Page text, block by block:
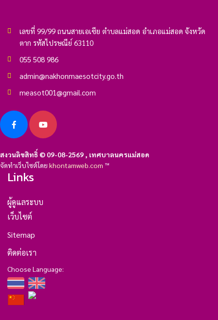
เลขที่ 99/99 ถนนสายเอเซีย ตำบลแม่สอด อำเภอแม่สอด จังหวัด
ตาก รหัสไปรษณีย์ 63110
055 508 986
admin@nakhonmaesotcity.go.th
measot001@gmail.com
สงวนลิขสิทธิ์ © 09-08-2569 , เทศบาลนครแม่สอด
จัดทำเว็บไซต์โดย khontamweb.com ™
Links
ผู้ดูแลระบบ
เว็บไซต์
Sitemap
ติดต่อเรา
Choose Language: